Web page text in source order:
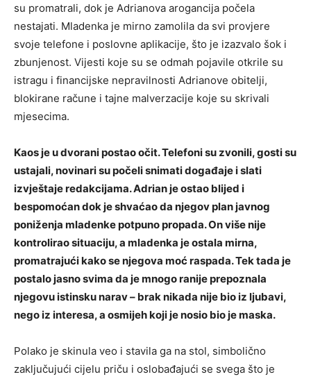
su promatrali, dok je Adrianova arogancija počela
nestajati. Mladenka je mirno zamolila da svi provjere
svoje telefone i poslovne aplikacije, što je izazvalo šok i
zbunjenost. Vijesti koje su se odmah pojavile otkrile su
istragu i financijske nepravilnosti Adrianove obitelji,
blokirane račune i tajne malverzacije koje su skrivali
mjesecima.
Kaos je u dvorani postao očit. Telefoni su zvonili, gosti su
ustajali, novinari su počeli snimati događaje i slati
izvještaje redakcijama. Adrian je ostao blijed i
bespomoćan dok je shvaćao da njegov plan javnog
poniženja mladenke potpuno propada. On više nije
kontrolirao situaciju, a mladenka je ostala mirna,
promatrajući kako se njegova moć raspada. Tek tada je
postalo jasno svima da je mnogo ranije prepoznala
njegovu istinsku narav – brak nikada nije bio iz ljubavi,
nego iz interesa, a osmijeh koji je nosio bio je maska.
Polako je skinula veo i stavila ga na stol, simbolično
zaključujući cijelu priču i oslobađajući se svega što je